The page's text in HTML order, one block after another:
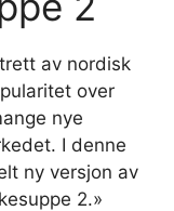
av nordisk
over
nye
I denne
ny versjon av
2.»